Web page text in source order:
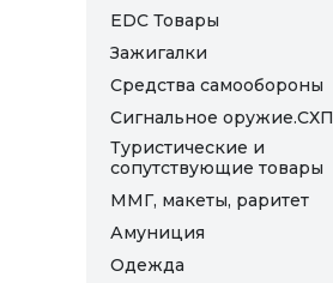
EDC Товары
Зажигалки
Средства самообороны
Сигнальное оружие.СХП
Туристические и
сопутствующие товары
ММГ, макеты, раритет
Амуниция
Одежда